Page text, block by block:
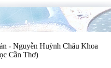
- Nguyễn Huỳnh Châu Khoa
Cần Thơ)